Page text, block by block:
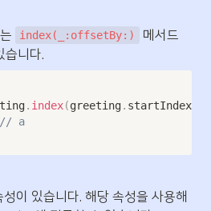
index(_:offsetBy:)
메서드
습니다.
. index(greeting. startIndex
// a
성이 있습니다. 해당 속성을 사용해